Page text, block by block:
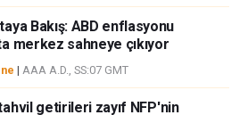
Bakış: ABD enflasyonu
merkez sahneye çıkıyor
| AAA A.D., SS:07 GMT
getirileri zayıf NFP'nin